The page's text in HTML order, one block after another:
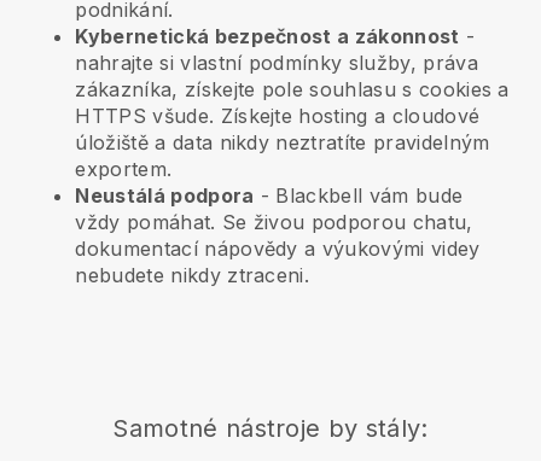
podnikání.
Kybernetická bezpečnost a zákonnost -
nahrajte si vlastní podmínky služby, práva
zákazníka, získejte pole souhlasu s cookies a
HTTPS všude. Získejte hosting a cloudové
úložiště a data nikdy neztratíte pravidelným
exportem.
Neustálá podpora - Blackbell vám bude
vždy pomáhat. Se živou podporou chatu,
dokumentací nápovědy a výukovými videy
nebudete nikdy ztraceni.
Samotné nástroje by stály: